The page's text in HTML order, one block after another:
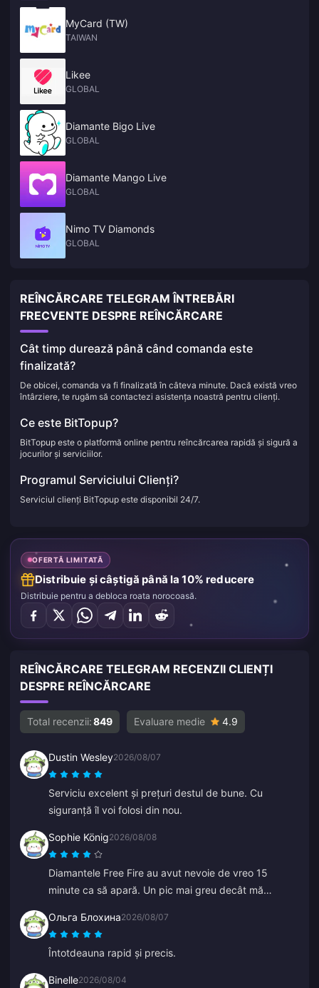
MyCard (TW)
TAIWAN
Likee
GLOBAL
Diamante Bigo Live
GLOBAL
Diamante Mango Live
GLOBAL
Nimo TV Diamonds
GLOBAL
REÎNCĂRCARE TELEGRAM ÎNTREBĂRI
FRECVENTE DESPRE REÎNCĂRCARE
Cât timp durează până când comanda este
finalizată?
De obicei, comanda va fi finalizată în câteva minute. Dacă există vreo
întârziere, te rugăm să contactezi asistența noastră pentru clienți.
Ce este BitTopup?
BitTopup este o platformă online pentru reîncărcarea rapidă și sigură a
jocurilor și serviciilor.
Programul Serviciului Clienți?
Serviciul clienți BitTopup este disponibil 24/7.
OFERTĂ LIMITATĂ
Distribuie și câștigă până la 10% reducere
Distribuie pentru a debloca roata norocoasă.
REÎNCĂRCARE TELEGRAM RECENZII CLIENȚI
DESPRE REÎNCĂRCARE
Total recenzii:849 Evaluare medie 4.9
Dustin Wesley2026/08/07
Serviciu excelent și prețuri destul de bune. Cu
siguranță îl voi folosi din nou.
Sophie König2026/08/08
Diamantele Free Fire au avut nevoie de vreo 15
minute ca să apară. Un pic mai greu decât mă
Ольга Блохина2026/08/07
Întotdeauna rapid și precis.
Binelle2026/08/04